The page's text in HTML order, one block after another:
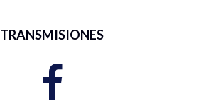
TRANSMISIONES